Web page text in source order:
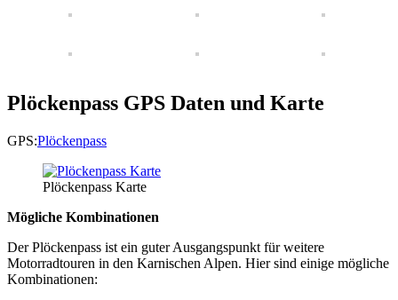
Plöckenpass GPS Daten und Karte
GPS:Plöckenpass
Plöckenpass Karte
Mögliche Kombinationen
Der Plöckenpass ist ein guter Ausgangspunkt für weitere
Motorradtouren in den Karnischen Alpen. Hier sind einige mögliche
Kombinationen: